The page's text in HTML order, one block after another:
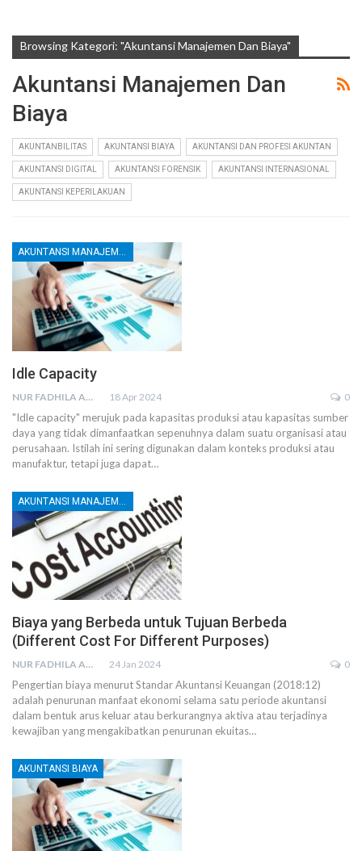
Browsing Kategori: "Akuntansi Manajemen Dan Biaya"
Akuntansi Manajemen Dan
Biaya
AKUNTANBILITAS AKUNTANSI BIAYA AKUNTANSI DAN PROFESI AKUNTAN
AKUNTANSI DIGITAL AKUNTANSI FORENSIK AKUNTANSI INTERNASIONAL
AKUNTANSI KEPERILAKUAN
AKUNTANSI MANAJEMEN DAN BIAYA
Idle Capacity
NUR FADHILA AMRI, SE., AK., M.SI 18 Apr 2024 0
"Idle capacity" merujuk pada kapasitas produksi atau kapasitas sumber
daya yang tidak dimanfaatkan sepenuhnya dalam suatu organisasi atau
perusahaan. Istilah ini sering digunakan dalam konteks produksi atau
manufaktur, tetapi juga dapat…
Biaya yang Berbeda untuk Tujuan Berbeda
(Different Cost For Different Purposes)
NUR FADHILA AMRI, SE., AK., M.SI 24 Jan 2024 0
Pengertian biaya menurut Standar Akuntansi Keuangan (2018:12)
adalah penurunan manfaat ekonomi selama satu periode akuntansi
dalam bentuk arus keluar atau berkurangnya aktiva atau terjadinya
kewajiban yang mengakibatkan penurunan ekuitas…
AKUNTANSI BIAYA